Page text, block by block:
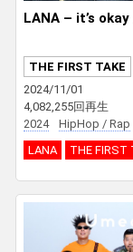
LANA – it’s
THE FIRST TAKE
2024/11/01
4,082,255回再生
2024
HipHop / Rap
LANA
THE FIRST